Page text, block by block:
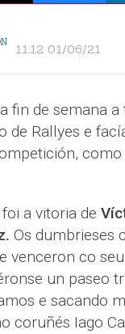
11:12 01/06/21
fin de semana
de Rallyes e
a vitoria de
Os dumbrieses
venceron co
un paseo
e sacando
coruñés Iago